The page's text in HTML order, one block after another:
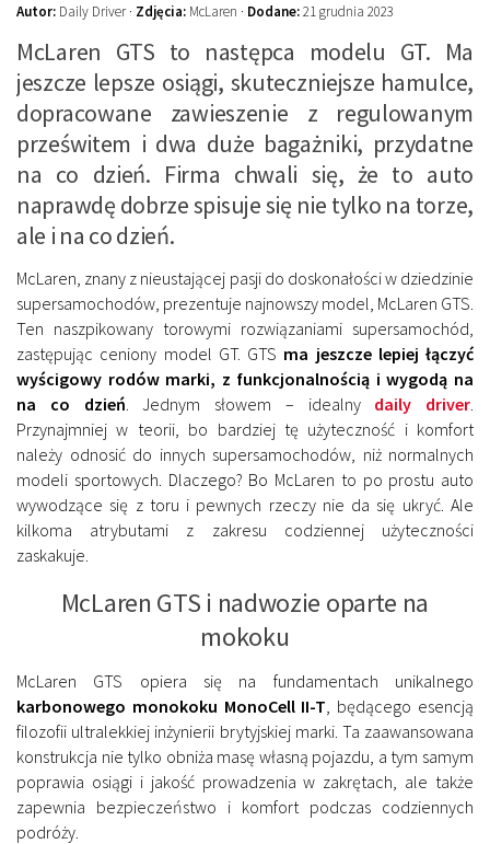
Autor: Daily Driver · Zdjęcia: McLaren · Dodane:21 grudnia 2023
McLaren GTS to następca modelu GT. Ma
jeszcze lepsze osiągi, skuteczniejsze hamulce,
dopracowane zawieszenie z regulowanym
prześwitem i dwa duże bagażniki, przydatne
na co dzień. Firma chwali się, że to auto
naprawdę dobrze spisuje się nie tylko na torze,
ale i na co dzień.
McLaren, znany z nieustającej pasji do doskonałości w dziedzinie
supersamochodów, prezentuje najnowszy model, McLaren GTS.
Ten naszpikowany torowymi rozwiązaniami supersamochód,
zastępując ceniony model GT. GTS ma jeszcze lepiej łączyć
wyścigowy rodów marki, z funkcjonalnością i wygodą na
na co dzień . Jednym słowem – idealny daily driver
Przynajmniej w teorii, bo bardziej tę użyteczność i komfort
należy odnosić do innych supersamochodów, niż normalnych
modeli sportowych. Dlaczego? Bo McLaren to po prostu auto
wywodzące się z toru i pewnych rzeczy nie da się ukryć. Ale
kilkoma atrybutami z zakresu codziennej użyteczności
zaskakuje.
McLaren GTS i nadwozie oparte na
mokoku
McLaren GTS opiera się na fundamentach unikalnego
karbonowego monokoku MonoCell II-T , będącego esencją
filozofii ultralekkiej inżynierii brytyjskiej marki. Ta zaawansowana
konstrukcja nie tylko obniża masę własną pojazdu, a tym samym
poprawia osiągi i jakość prowadzenia w zakrętach, ale także
zapewnia bezpieczeństwo i komfort podczas codziennych
podróży.